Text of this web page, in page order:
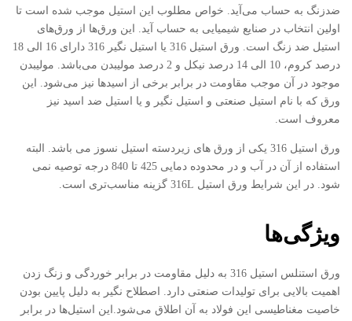
ضدزنگ به حساب می‌آید. خواص مطلوب این استیل موجب شده است تا
اولین انتخاب در صنایع شیمیایی به حساب آید. این ورق‌ها از ورق‌های
استیل ضد زنگ است. ورق استیل 316 یا استیل نگیر 316 دارای 16 الی 18
درصد کروم، 10 الی 14 درصد نیکل و 2 درصد مولیبدن می‌باشد. مولیبدن
موجود در آن موجب مقاومت در برابر برخی از اسیدها نیز می‌شود. این
ورق که با نام استیل صنعتی و استیل نگیر و یا استیل ضد اسید نیز
معروف است.
ورق استیل 316 یکی از ورق های زیردسته استیل نسوز می باشد. البته
استفاده از آن در آب و در محدوده دمایی 425 تا 840 درجه توصیه نمی
شود. در این شرایط ورق استیل 316L گزینه مناسب‌تری است.
ویژگی‌ها
ورق استنلس استیل 316 به دلیل مقاومت در برابر خوردگی و زنگ زدن
اهمیت بالایی برای تولیدات صنعتی دارد. اصطلاح نگیر به دلیل پایین بودن
خاصیت مغناطیسی این فولاد به آن اطلاق می‌شود.این استیل‌ها در برابر